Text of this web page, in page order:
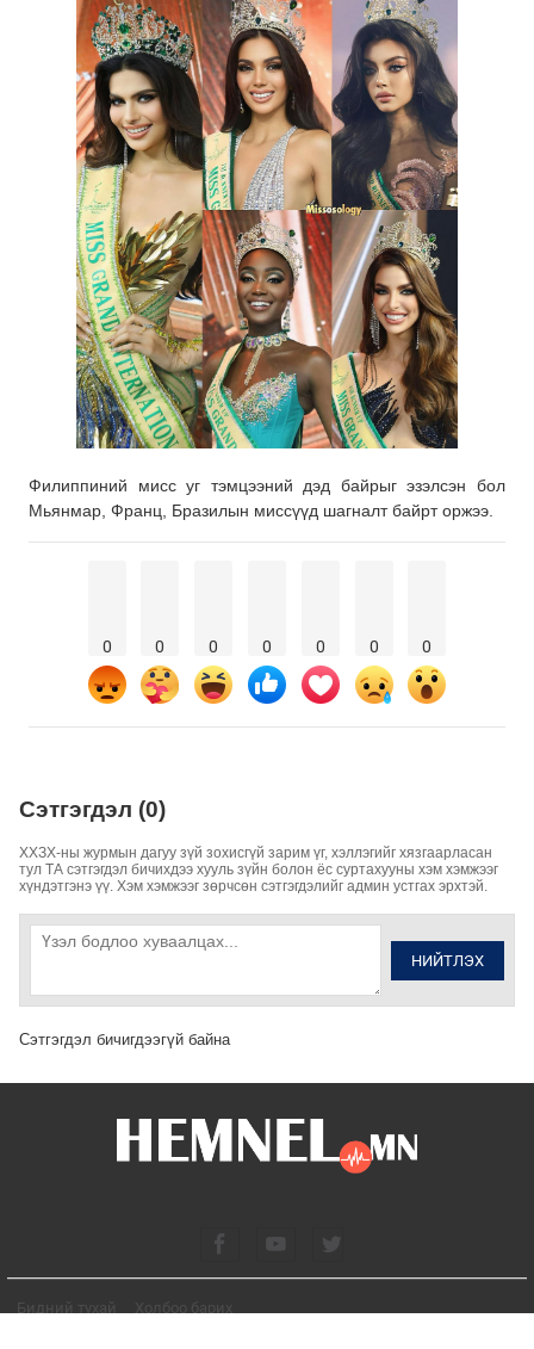
Филиппиний мисс уг тэмцээний дэд байрыг эзэлсэн бол
Мьянмар, Франц, Бразилын миссүүд шагналт байрт оржээ.
0 0 0 0 0 0 0
Сэтгэгдэл (0)
ХХЗХ-ны журмын дагуу зүй зохисгүй зарим үг, хэллэгийг хязгаарласан
тул ТА сэтгэгдэл бичихдээ хууль зүйн болон ёс суртахууны хэм хэмжээг
хүндэтгэнэ үү. Хэм хэмжээг зөрчсөн сэтгэгдэлийг админ устгах эрхтэй.
НИЙТЛЭХ
Сэтгэгдэл бичигдээгүй байна
Бидний тухай Холбоо барих